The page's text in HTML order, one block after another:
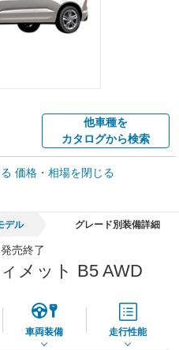
他車種を
カタログから検索
車買取相場
価格・相場を閉じる
デル グレード別装備詳細
売終了
メット B5 AWD
車両装備 走行性能